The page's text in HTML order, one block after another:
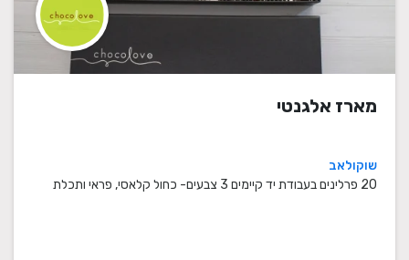
מארז אלגנטי
שוקולאב
20 פרלינים בעבודת יד קיימים 3 צבעים- כחול קלאסי, פראי ותכלת